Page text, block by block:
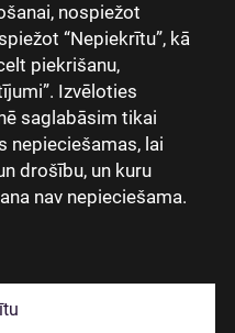
nospiežot
“Nepiekrītu”, kā
piekrišanu,
Izvēloties
saglabāsim tikai
nepieciešamas, lai
drošību, un kuru
nav nepieciešama.